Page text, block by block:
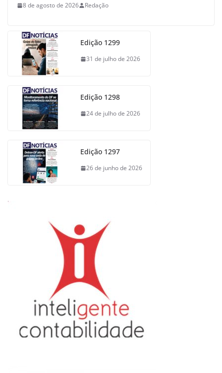
8 de agosto de 2026 Redação
Edição 1299
31 de julho de 2026
Edição 1298
24 de julho de 2026
Edição 1297
26 de junho de 2026